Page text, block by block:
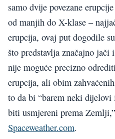
samo dvije povezane
od manjih do X-klase –
erupcija, ovaj put dogodile
što predstavlja značajno
nije moguće precizno
erupcija, ali obim
to da bi “barem neki
biti usmjereni prema Zemlji,”
Spaceweather.com.